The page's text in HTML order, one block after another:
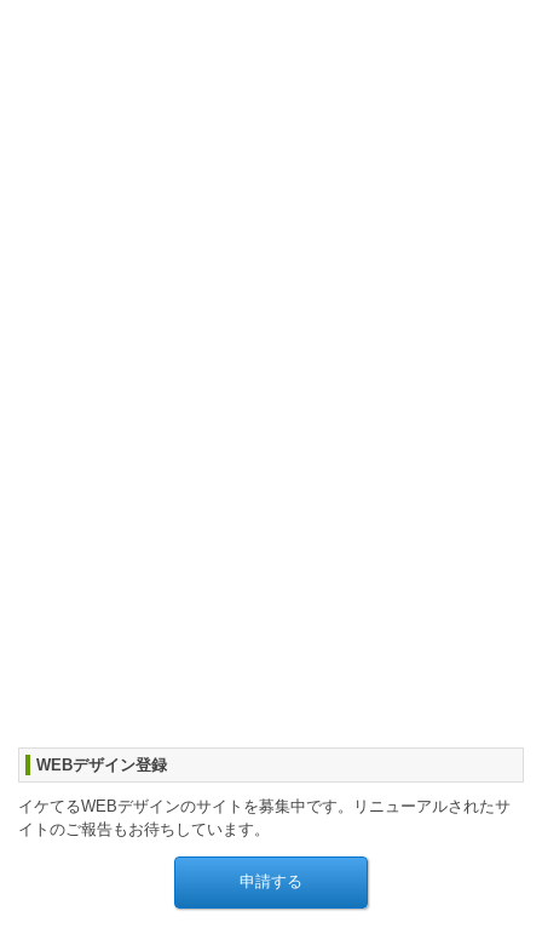
WEBデザイン登録
イケてるWEBデザインのサイトを募集中です。リニューアルされたサ
イトのご報告もお待ちしています。